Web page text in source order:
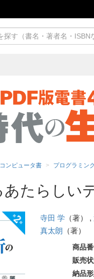
コンピュータ書 プログラミン
たらしい
寺田 学（著） ,
真太朗 （著）
商品
販売
納品